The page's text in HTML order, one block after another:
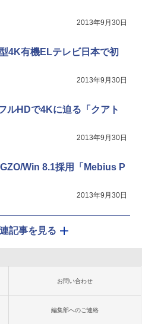
2013年9月30日
4K有機ELテレビ日本で初
2013年9月30日
ルHDで4Kに迫る「クアト
2013年9月30日
Win 8.1採用「Mebius P
2013年9月30日
記事を見る
お問い合わせ
編集部へのご連絡